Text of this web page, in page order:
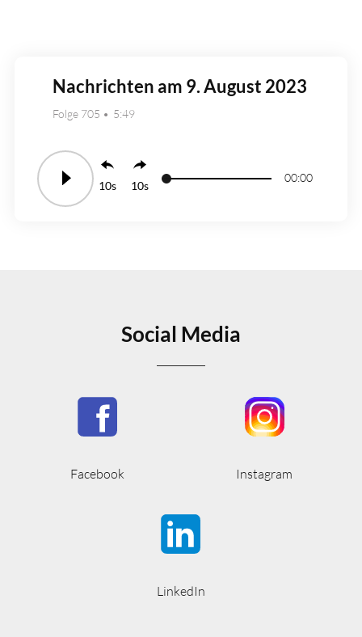
Nachrichten am 9. August 2023
Folge 705 5:49
10 10
00:00
Social Media
Facebook Instagram
LinkedIn